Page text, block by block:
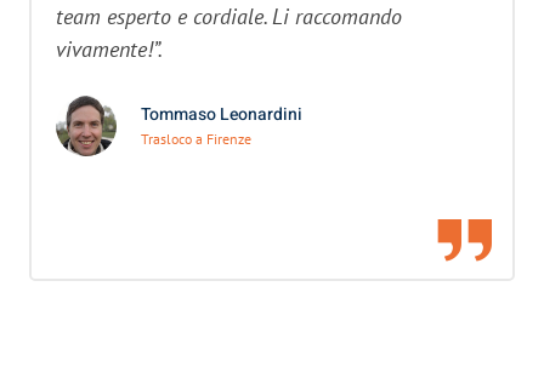
team esperto e cordiale. Li raccomando
vivamente!”.
Tommaso Leonardini
Trasloco a Firenze